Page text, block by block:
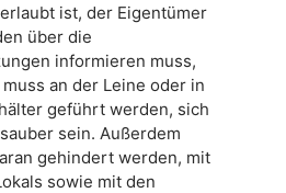
ist, der Eigentümer
über die
informieren muss,
an der Leine oder in
geführt werden, sich
sein. Außerdem
gehindert werden, mit
sowie mit den